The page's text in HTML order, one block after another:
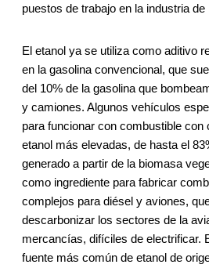
puestos de trabajo en la industria de
El etanol ya se utiliza como aditivo
en la gasolina convencional, que
del 10% de la gasolina que
y camiones. Algunos vehículos
para funcionar con combustible con
etanol más elevadas, de hasta el
generado a partir de la biomasa
como ingrediente para fabricar
complejos para diésel y aviones,
descarbonizar los sectores de la
mercancías, difíciles de electrificar.
fuente más común de etanol de